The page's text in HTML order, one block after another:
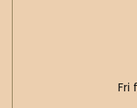
Fri